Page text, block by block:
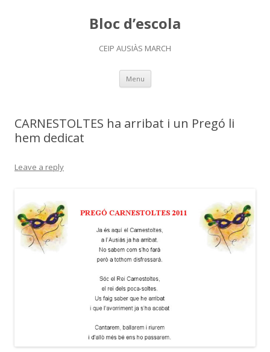
Bloc d’escola
CEIP AUSIÀS MARCH
Menu Skip
content
CARNESTOLTES ha arribat i un Pregó li
hem dedicat
Leave a reply